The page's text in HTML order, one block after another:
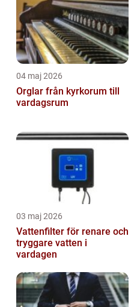
04 maj 2026
Orglar från kyrkorum till
vardagsrum
03 maj 2026
Vattenfilter för renare och
tryggare vatten i
vardagen